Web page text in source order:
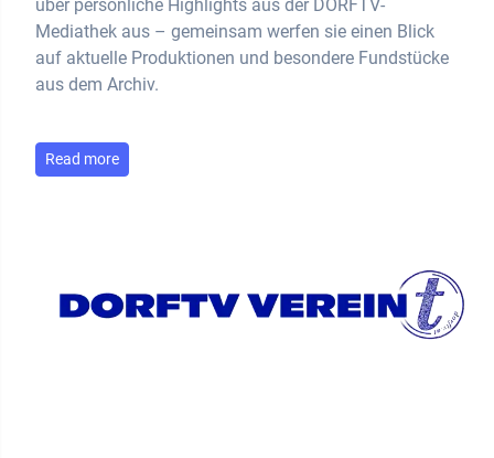
über persönliche Highlights aus der DORFTV-
Mediathek aus – gemeinsam werfen sie einen Blick
auf aktuelle Produktionen und besondere Fundstücke
aus dem Archiv.
Read more